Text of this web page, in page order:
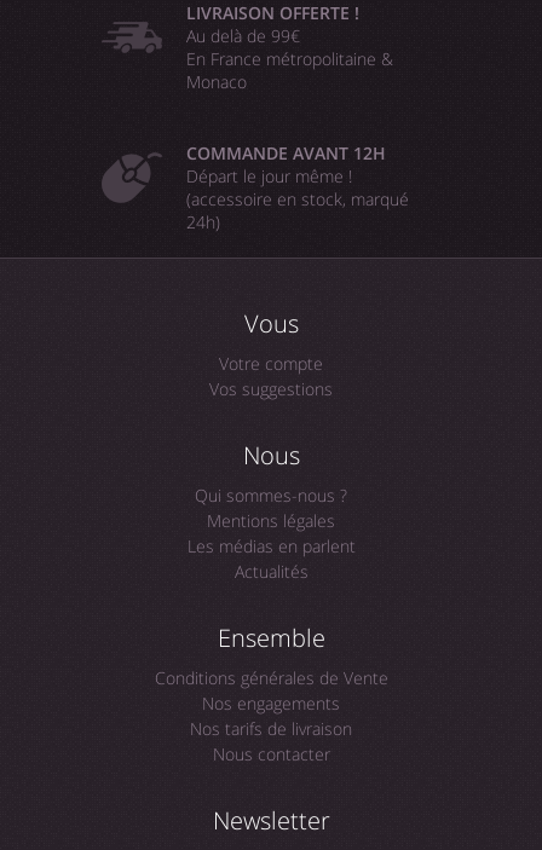
LIVRAISON OFFERTE !
Au delà de 99€
En France métropolitaine &
Monaco
COMMANDE AVANT 12H
Départ le jour même !
(accessoire en stock, marqué
24h)
Vous
Votre compte
Vos suggestions
Nous
Qui sommes-nous ?
Mentions légales
Les médias en parlent
Actualités
Ensemble
Conditions générales de Vente
Nos engagements
Nos tarifs de livraison
Nous contacter
Newsletter